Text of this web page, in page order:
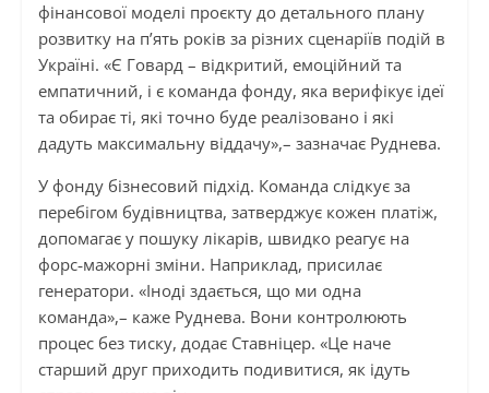
фінансової моделі проєкту до детального плану
розвитку на п’ять років за різних сценаріїв подій в
Україні. «Є Говард – відкритий, емоційний та
емпатичний, і є команда фонду, яка верифікує ідеї
та обирає ті, які точно буде реалізовано і які
дадуть максимальну віддачу»,– зазначає Руднева.
У фонду бізнесовий підхід. Команда слідкує за
перебігом будівництва, затверджує кожен платіж,
допомагає у пошуку лікарів, швидко реагує на
форс‑мажорні зміни. Наприклад, присилає
генератори. «Іноді здається, що ми одна
команда»,– каже Руднева. Вони контролюють
процес без тиску, додає Ставніцер. «Це наче
старший друг приходить подивитися, як ідуть